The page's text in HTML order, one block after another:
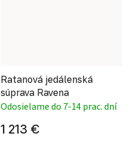
Ratanová jedálenská
súprava Ravena
Odosielame do 7-14 prac. dní
1 213 €